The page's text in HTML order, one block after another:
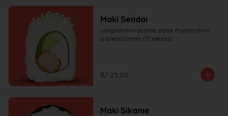
Maki Sendai
Langostino crocante, palta, frijolito chino
y queso crema (12 piezas)
S/ 23.00
Maki Sikame